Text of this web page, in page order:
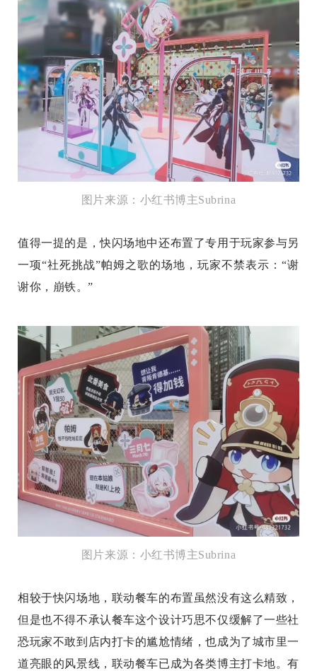
图片来源：小红书博主Subrina
值得一提的是，快闪场地中还布置了专用于玩家参与另
一项“社死挑战”帕姆之歌的场地，玩家不禁表示：“谢
谢你，崩铁。”
图片来源：小红书博主Subrina
相较于快闪场地，联动餐车的布置虽然没有这么精致，
但是也不得不承认餐车这个设计巧思不仅缓解了一些社
恐玩家不敢到店内打卡的尴尬情绪，也成为了城市里一
道亮眼的风景线，联动餐车已成为各类博主打卡地。有